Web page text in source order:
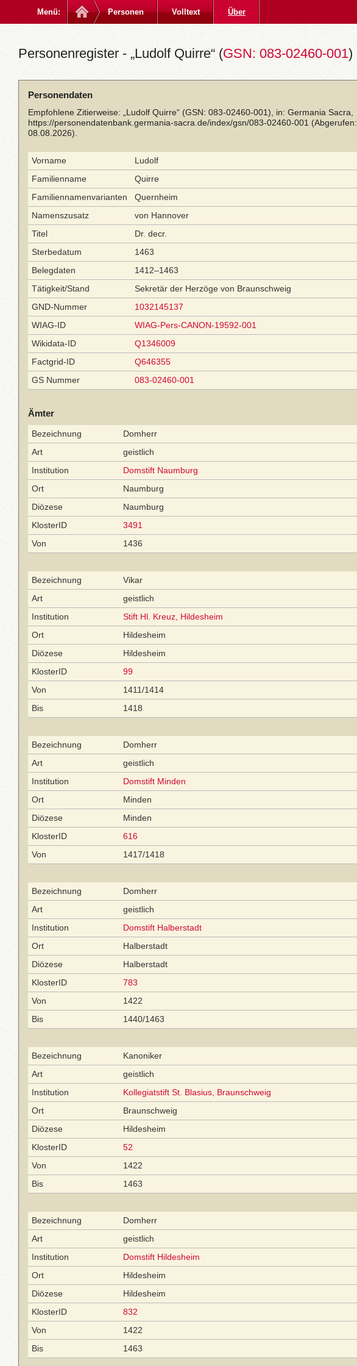
Menü: Personen Volltext Über
Personenregister - „Ludolf Quirre“ (GSN: 083-02460-001)
Personendaten
Empfohlene Zitierweise: „Ludolf Quirre“ (GSN: 083-02460-001), in: Germania Sacra,
https://personendatenbank.germania-sacra.de/index/gsn/083-02460-001 (Abgerufen:
08.08.2026).
Vorname
Ludolf
Familienname
Quirre
Familiennamenvarianten
Quernheim
Namenszusatz
von Hannover
Titel
Dr. decr.
Sterbedatum
1463
Belegdaten
1412–1463
Tätigkeit/Stand
Sekretär der Herzöge von Braunschweig
GND-Nummer
1032145137
WIAG-ID
WIAG-Pers-CANON-19592-001
Wikidata-ID
Q1346009
Factgrid-ID
Q646355
GS Nummer
083-02460-001
Ämter
Bezeichnung
Domherr
Art
geistlich
Institution
Domstift Naumburg
Ort
Naumburg
Diözese
Naumburg
KlosterID
3491
Von
1436
Bezeichnung
Vikar
Art
geistlich
Institution
Stift Hl. Kreuz, Hildesheim
Ort
Hildesheim
Diözese
Hildesheim
KlosterID
99
Von
1411/1414
Bis
1418
Bezeichnung
Domherr
Art
geistlich
Institution
Domstift Minden
Ort
Minden
Diözese
Minden
KlosterID
616
Von
1417/1418
Bezeichnung
Domherr
Art
geistlich
Institution
Domstift Halberstadt
Ort
Halberstadt
Diözese
Halberstadt
KlosterID
783
Von
1422
Bis
1440/1463
Bezeichnung
Kanoniker
Art
geistlich
Institution
Kollegiatstift St. Blasius, Braunschweig
Ort
Braunschweig
Diözese
Hildesheim
KlosterID
52
Von
1422
Bis
1463
Bezeichnung
Domherr
Art
geistlich
Institution
Domstift Hildesheim
Ort
Hildesheim
Diözese
Hildesheim
KlosterID
832
Von
1422
Bis
1463